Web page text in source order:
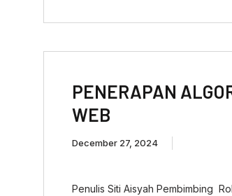
PENERAPAN
WEB
December 27, 2024
Penulis Siti Aisyah Pembimbing